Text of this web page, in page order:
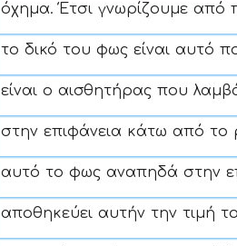
όχημα. Έτσι γνωρίζουμε από
το δικό του φως είναι αυτό
είναι ο αισθητήρας που
στην επιφάνεια κάτω από
αυτό το φως αναπηδά στην
αποθηκεύει αυτήν την τιμή